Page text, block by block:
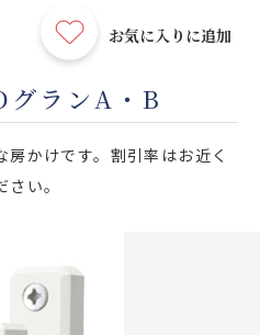
お気に入りに追加
グランA・B
かけです。割引率はお近く
い。